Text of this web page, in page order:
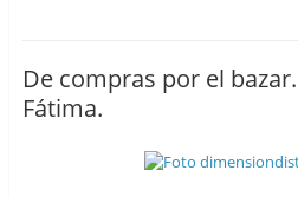
De compras por el
Fátima.